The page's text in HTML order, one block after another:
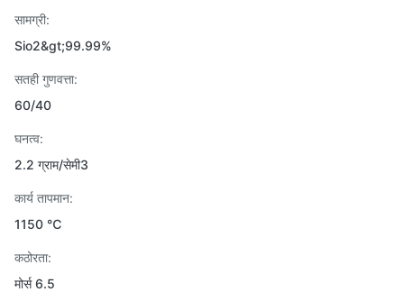
सामग्री:
Sio2&gt;99.99%
सतही गुणवत्ता:
60/40
घनत्व:
2.2 ग्राम/सेमी3
कार्य तापमान:
1150 ℃
कठोरता:
मोर्स 6.5